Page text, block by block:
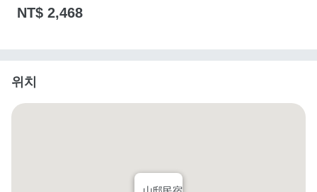
NT$ 2,468
위치